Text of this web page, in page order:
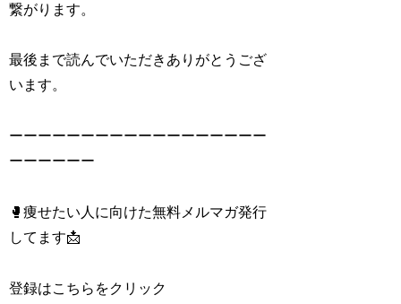
繋がります。
最後まで読んでいただきありがとうござ
います。
ーーーーーーーーーーーーーーーーーー
ーーーーーー
🥊痩せたい人に向けた無料メルマガ発行
してます📩
登録はこちらをクリック